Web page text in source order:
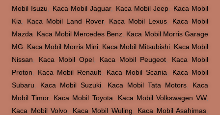
Mobil Isuzu
Kaca Mobil Jaguar, Kaca Mobil Jeep
Kaca Mobil
Kia
Kaca Mobil Land Rover, Kaca Mobil Lexus
Kaca Mobil
Mazda
Kaca Mobil Mercedes Benz Kaca Mobil Morris Garage
MG
Kaca Mobil Morris Mini, Kaca Mobil Mitsubishi, Kaca Mobil
Nissan
Kaca Mobil Opel Kaca Mobil Peugeot
Kaca Mobil
Proton
Kaca Mobil Renault Kaca Mobil Scania
Kaca Mobil
Subaru
Kaca Mobil Suzuki Kaca Mobil Tata Motors, Kaca
Mobil Timor, Kaca Mobil Toyota Kaca Mobil Volkswagen VW,
Kaca Mobil Volvo
Kaca Mobil Wuling Kaca Mobil Asahimas